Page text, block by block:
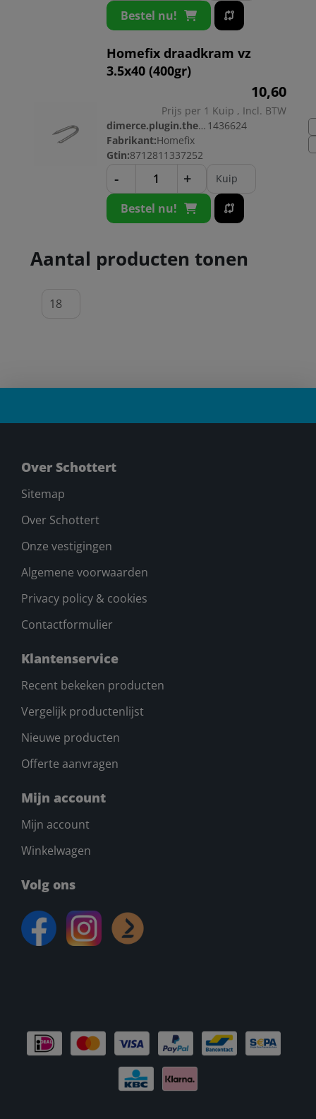
Bestel nu!
Homefix draadkram vz
3.5x40 (400gr)
10,60
Prijs per 1 Kuip , Incl. BTW
dimerce.plugin.theme.productnr: 1436624
Fabrikant:Homefix
Gtin:8712811337252
- + Kuip
Bestel nu!
Aantal producten tonen
Over Schottert
Sitemap
Over Schottert
Onze vestigingen
Algemene voorwaarden
Privacy policy & cookies
Contactformulier
Klantenservice
Recent bekeken producten
Vergelijk productenlijst
Nieuwe producten
Offerte aanvragen
Mijn account
Mijn account
Winkelwagen
Volg ons